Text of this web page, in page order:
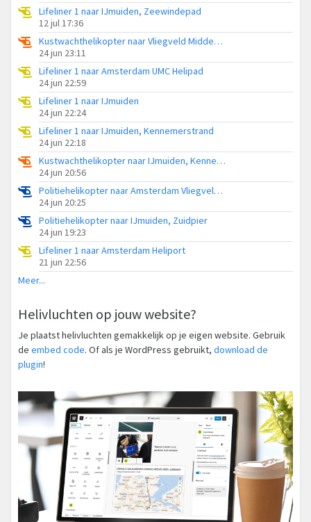
Lifeliner 1 naar IJmuiden, Zeewindepad
12 jul 17:36
Kustwachthelikopter naar Vliegveld Midden-Zeeland
24 jun 23:11
Lifeliner 1 naar Amsterdam UMC Helipad
24 jun 22:59
Lifeliner 1 naar IJmuiden
24 jun 22:24
Lifeliner 1 naar IJmuiden, Kennemerstrand
24 jun 22:18
Kustwachthelikopter naar IJmuiden, Kennemerstrand
24 jun 20:56
Politiehelikopter naar Amsterdam Vliegveld Schiphol
24 jun 20:25
Politiehelikopter naar IJmuiden, Zuidpier
24 jun 19:23
Lifeliner 1 naar Amsterdam Heliport
21 jun 22:56
Meer...
Helivluchten op jouw website?
Je plaatst helivluchten gemakkelijk op je eigen website. Gebruik
de embed code. Of als je WordPress gebruikt, download de
plugin!